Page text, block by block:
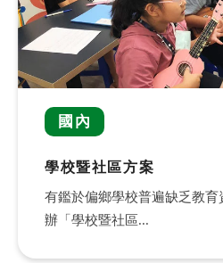
國內
學校暨社區方案
有鑑於偏鄉學校普遍缺乏教育
辦「學校暨社區...